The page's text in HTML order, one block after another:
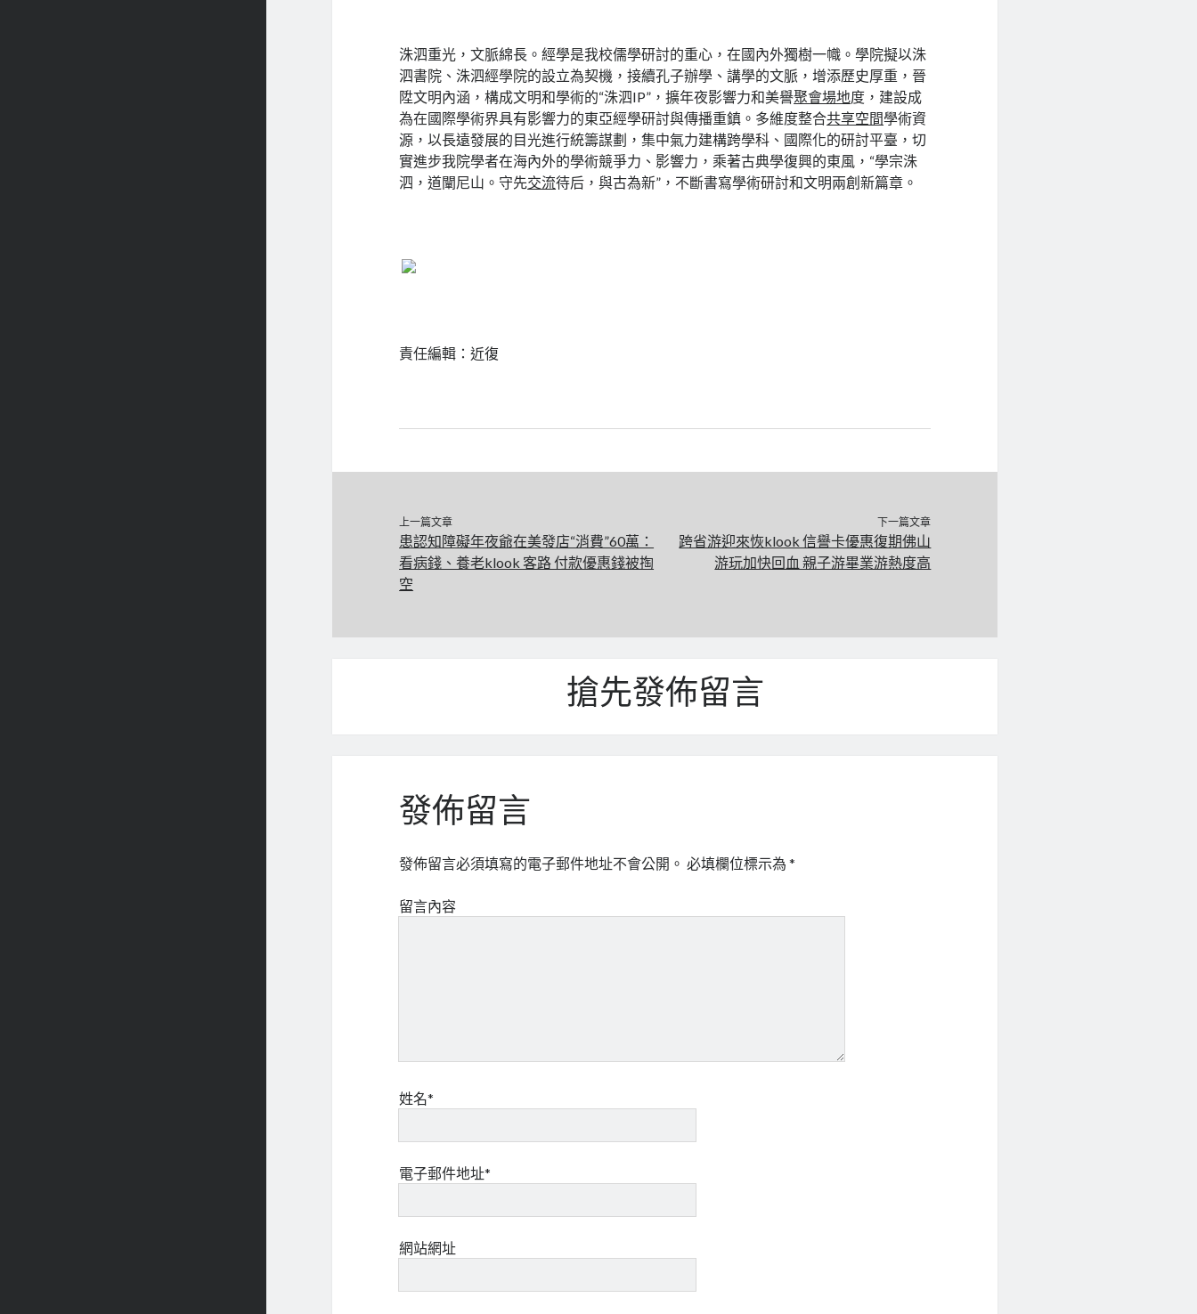
洙泗重光，文脈綿長。經學是我校儒學研討的重心，在國內外獨樹一幟。學院擬以洙
泗書院、洙泗經學院的設立為契機，接續孔子辦學、講學的文脈，增添歷史厚重，晉
陞文明內涵，構成文明和學術的“洙泗IP”，擴年夜影響力和美譽聚會場地度，建設成
為在國際學術界具有影響力的東亞經學研討與傳播重鎮。多維度整合共享空間學術資
源，以長遠發展的目光進行統籌謀劃，集中氣力建構跨學科、國際化的研討平臺，切
實進步我院學者在海內外的學術競爭力、影響力，乘著古典學復興的東風，“學宗洙
泗，道闡尼山。守先交流待后，與古為新”，不斷書寫學術研討和文明兩創新篇章。
責任編輯：近復
上一篇文章
患認知障礙年夜爺在美發店“消費”60萬：
看病錢、養老klook 客路 付款優惠錢被掏
空
下一篇文章
跨省游迎來恢klook 信譽卡優惠復期佛山
游玩加快回血 親子游畢業游熱度高
搶先發佈留言
發佈留言
發佈留言必須填寫的電子郵件地址不會公開。 必填欄位標示為*
留言內容
姓名*
電子郵件地址*
網站網址